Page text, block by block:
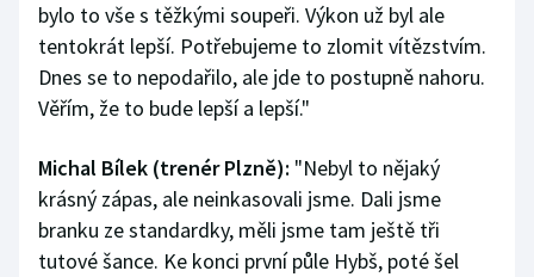
bylo to vše s těžkými soupeři. Výkon už byl ale
tentokrát lepší. Potřebujeme to zlomit vítězstvím.
Dnes se to nepodařilo, ale jde to postupně nahoru.
Věřím, že to bude lepší a lepší."
Michal Bílek (trenér Plzně): "Nebyl to nějaký
krásný zápas, ale neinkasovali jsme. Dali jsme
branku ze standardky, měli jsme tam ještě tři
tutové šance. Ke konci první půle Hybš, poté šel